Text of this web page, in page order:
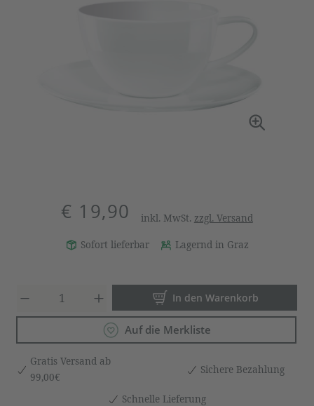
€ 19,90 inkl. MwSt. zzgl. Versand
Sofort lieferbar Lagernd in Graz
Produkt Anzahl: Gib den
In den Warenkorb
Auf die Merkliste
Gratis Versand ab
99,00€
Sichere Bezahlung
Schnelle Lieferung